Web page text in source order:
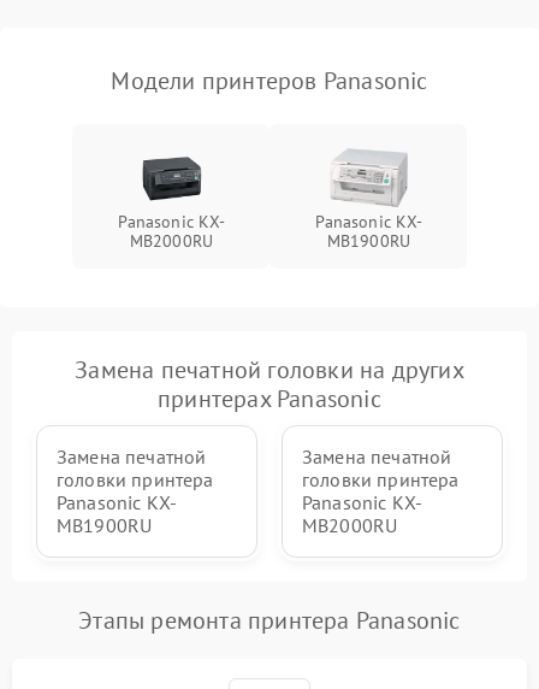
Модели принтеров Panasonic
Panasonic KX-
MB2000RU
Panasonic KX-
MB1900RU
Замена печатной головки на других
принтерах Panasonic
Замена печатной
головки принтера
Panasonic KX-
MB1900RU
Замена печатной
головки принтера
Panasonic KX-
MB2000RU
Этапы ремонта принтера Panasonic